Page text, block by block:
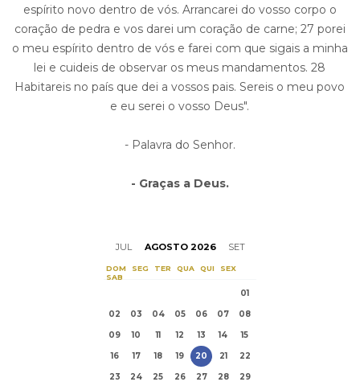
espírito novo dentro de vós. Arrancarei do vosso corpo o
coração de pedra e vos darei um coração de carne; 27 porei
o meu espírito dentro de vós e farei com que sigais a minha
lei e cuideis de observar os meus mandamentos. 28
Habitareis no país que dei a vossos pais. Sereis o meu povo
e eu serei o vosso Deus".
- Palavra do Senhor.
- Graças a Deus.
JUL AGOSTO 2026 SET
DOM SEG TER QUA QUI
SEX
SAB
01
02
03 04 05 06 07
08
09
10 11 12 13 14
15
16
17 18 19 20 21
22
23
24 25 26 27 28
29